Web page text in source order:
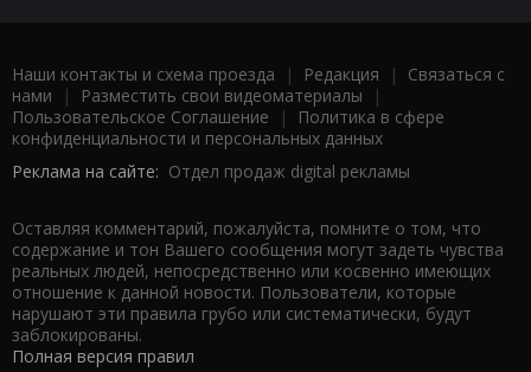
Наши контакты и схема проезда | Редакция | Связаться с
нами | Разместить свои видеоматериалы |
Пользовательское Соглашение |
Политика в сфере
конфиденциальности и персональных данных
Реклама на сайте: Отдел продаж digital рекламы
Оставляя комментарий, пожалуйста, помните о том, что
содержание и тон Вашего сообщения могут задеть чувства
реальных людей, непосредственно или косвенно имеющих
отношение к данной новости. Пользователи, которые
нарушают эти правила грубо или систематически, будут
заблокированы.
Полная версия правил